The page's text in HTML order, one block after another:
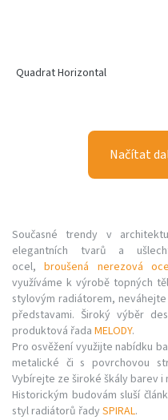
Quadrat Horizontal
Načítat
Současné trendy v
elegantních tvarů a
ocel,broušená nerezová
využíváme k výrobě topných
stylovým radiátorem,
představami. Široký výběr
produktová řada MELODY.
Pro osvěžení využijte nabídku
metalické či s povrchovou
Vybírejte ze široké škály barev i
Historickým budovám sluší
styl radiátorů řady SPIRAL.